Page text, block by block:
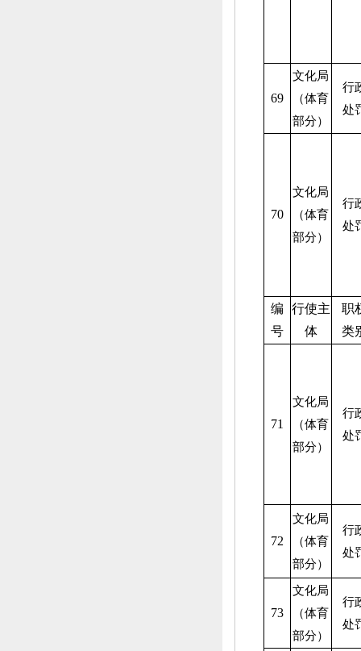
69
文化局
（体育
部分）
行
处
70
文化局
（体育
部分）
行
处
编
号
行使主
体
职
类
71
文化局
（体育
部分）
行
处
72
文化局
（体育
部分）
行
处
73
文化局
（体育
部分）
行
处